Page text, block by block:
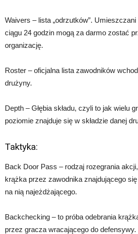
Waivers – lista „odrzutków”.
ciągu 24 godzin mogą za darmo zostać
organizację.
Roster – oficjalna lista zawodników
drużyny.
Depth – Głębia składu, czyli to jak wielu
poziomie znajduje się w składzie danej
Taktyka:
Back Door Pass – rodzaj rozegrania
krążka przez zawodnika znajdującego
na nią najeżdżającego.
Backchecking – to próba odebrania
przez gracza wracającego do defensywy.